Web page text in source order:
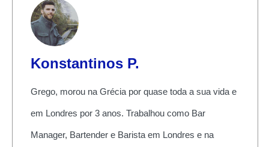
Konstantinos P.
Grego, morou na Grécia por quase toda a sua vida e
em Londres por 3 anos. Trabalhou como Bar
Manager, Bartender e Barista em Londres e na